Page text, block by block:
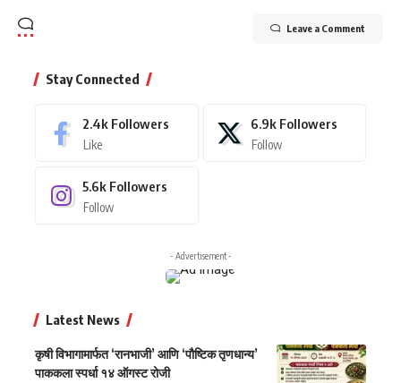
Leave a Comment
Stay Connected
2.4k Followers
Like
6.9k Followers
Follow
5.6k Followers
Follow
- Advertisement -
Latest News
कृषी विभागामार्फत ‘रानभाजी’ आणि ‘पौष्टिक तृणधान्य’
पाककला स्पर्धा १४ ऑगस्ट रोजी